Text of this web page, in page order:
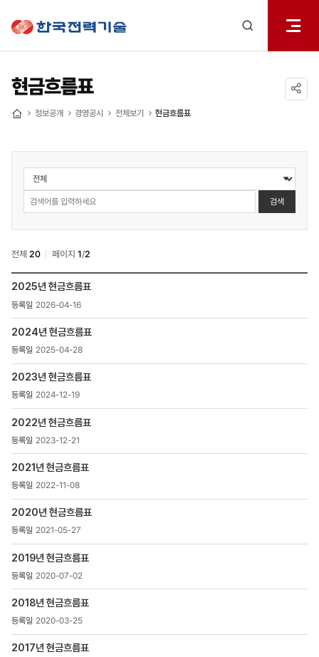
열기
현금흐름표
정보공개 경영공시 전체보기 현금흐름표
정보공개
>
경영공시
>
현금흐름표
검색
전체 20 페이지 1/2
>
경영공시
>
현금흐름표
목록
번호,
등록일
첨부파일
,
조회수
2025년 현금흐름표
2026-04-16
2024년 현금흐름표
2025-04-28
2023년 현금흐름표
2024-12-19
2022년 현금흐름표
2023-12-21
2021년 현금흐름표
2022-11-08
2020년 현금흐름표
2021-05-27
2019년 현금흐름표
2020-07-02
2018년 현금흐름표
2020-03-25
2017년 현금흐름표